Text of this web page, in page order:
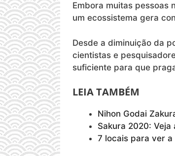
Embora muitas pessoas
um ecossistema gera
Desde a diminuição da
cientistas e
suficiente para que
LEIA TAMBÉM
Nihon Godai
Sakura 2020:
7 locais para ver